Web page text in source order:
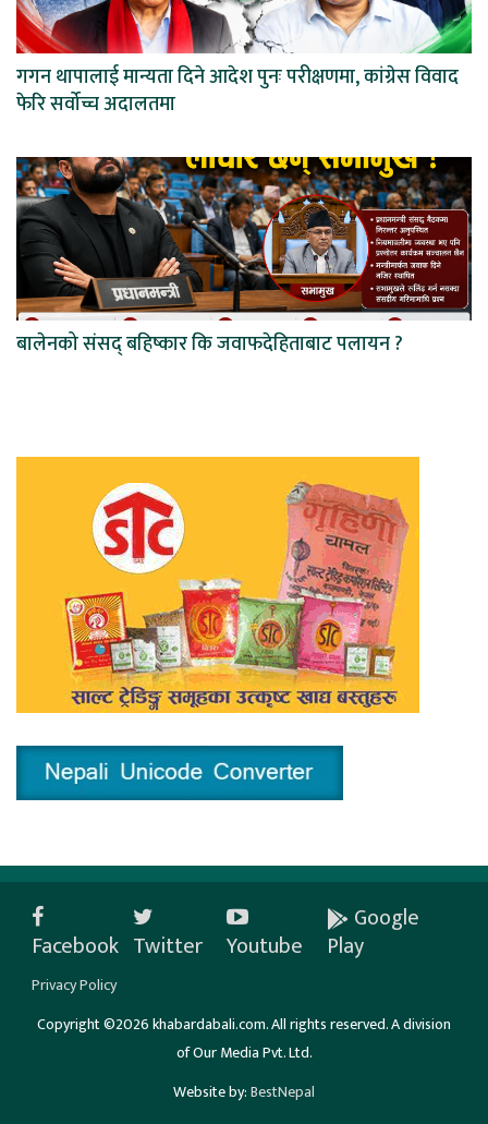
गगन थापालाई मान्यता दिने आदेश पुनः परीक्षणमा, कांग्रेस विवाद
फेरि सर्वोच्च अदालतमा
बालेनको संसद् बहिष्कार कि जवाफदेहिताबाट पलायन ?
Facebook Twitter Youtube
Google
Play
Privacy Policy
Copyright ©2026 khabardabali.com. All rights reserved. A division
of Our Media Pvt. Ltd.
Website by:BestNepal